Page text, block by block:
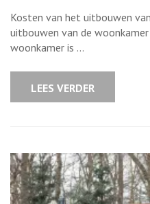
Kosten van het uitbouwen
uitbouwen van de
woonkamer is …
LEES VERDER